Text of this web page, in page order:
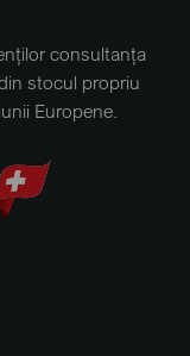
consultanța
stocul propriu
Europene.